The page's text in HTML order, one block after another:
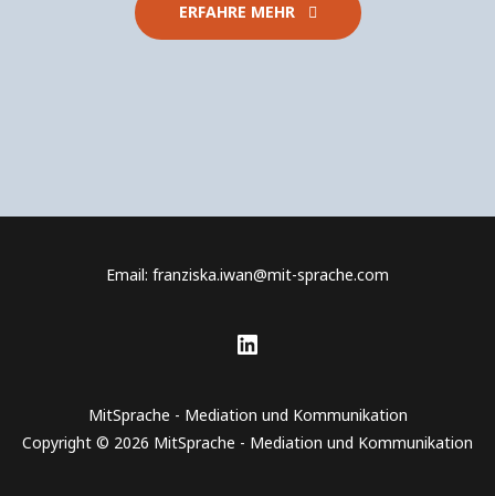
ERFAHRE MEHR
Email: franziska.iwan@mit-sprache.com
MitSprache - Mediation und Kommunikation
Copyright © 2026 MitSprache - Mediation und Kommunikation